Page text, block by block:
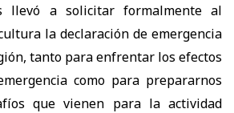
llevó a solicitar formalmente al
la declaración de emergencia
tanto para enfrentar los efectos
como para prepararnos
que vienen para la actividad